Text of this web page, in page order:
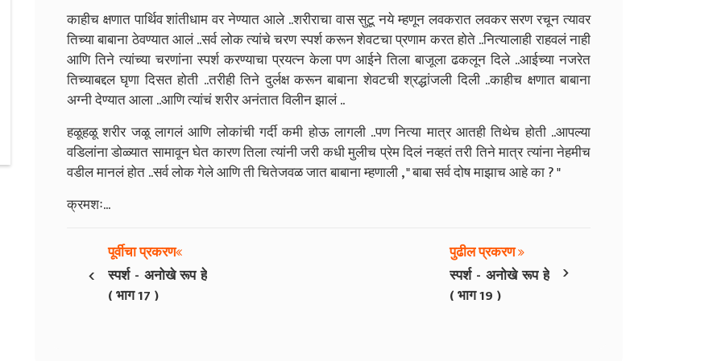
काहीच क्षणात पार्थिव शांतीधाम वर नेण्यात आले ..शरीराचा वास सुटू नये म्हणून लवकरात लवकर सरण रचून त्यावर
तिच्या बाबाना ठेवण्यात आलं ..सर्व लोक त्यांचे चरण स्पर्श करून शेवटचा प्रणाम करत होते ..नित्यालाही राहवलं नाही
आणि तिने त्यांच्या चरणांना स्पर्श करण्याचा प्रयत्न केला पण आईने तिला बाजूला ढकलून दिले ..आईच्या नजरेत
तिच्याबद्दल घृणा दिसत होती ..तरीही तिने दुर्लक्ष करून बाबाना शेवटची श्रद्धांजली दिली ..काहीच क्षणात बाबाना
अग्नी देण्यात आला ..आणि त्यांचं शरीर अनंतात विलीन झालं ..
हळूहळू शरीर जळू लागलं आणि लोकांची गर्दी कमी होऊ लागली ..पण नित्या मात्र आतही तिथेच होती ..आपल्या
वडिलांना डोळ्यात सामावून घेत कारण तिला त्यांनी जरी कधी मुलीच प्रेम दिलं नव्हतं तरी तिने मात्र त्यांना नेहमीच
वडील मानलं होत ..सर्व लोक गेले आणि ती चितेजवळ जात बाबाना म्हणाली , " बाबा सर्व दोष माझाच आहे का ? "
क्रमशः...
‹
पूर्वीचा प्रकरण
स्पर्श - अनोखे रूप हे
( भाग 17 )
›
पुढील प्रकरण
स्पर्श - अनोखे रूप हे
( भाग 19 )